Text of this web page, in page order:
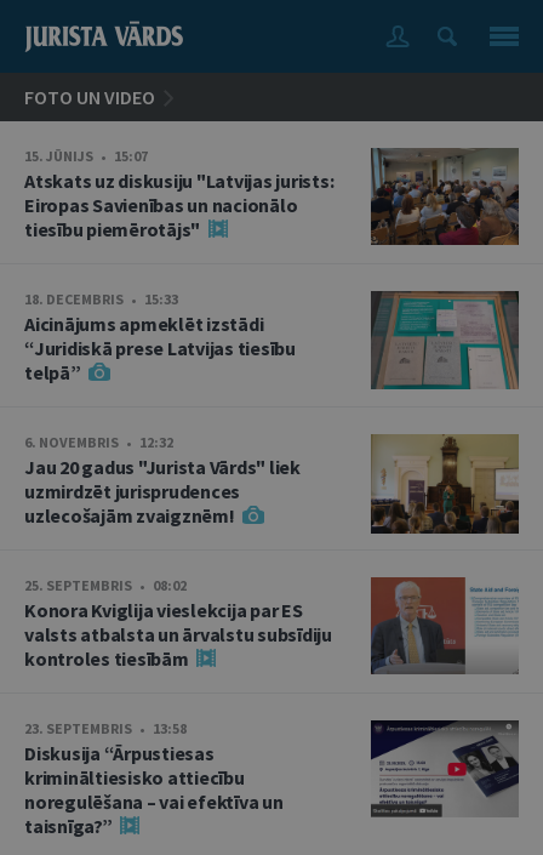
FOTO UN VIDEO
15. JŪNIJS • 15:07
Atskats uz diskusiju "Latvijas jurists:
Eiropas Savienības un nacionālo
tiesību piemērotājs"
18. DECEMBRIS • 15:33
Aicinājums apmeklēt izstādi
“Juridiskā prese Latvijas tiesību
telpā”
6. NOVEMBRIS • 12:32
Jau 20 gadus "Jurista Vārds" liek
uzmirdzēt jurisprudences
uzlecošajām zvaigznēm!
25. SEPTEMBRIS • 08:02
Konora Kviglija vieslekcija par ES
valsts atbalsta un ārvalstu subsīdiju
kontroles tiesībām
23. SEPTEMBRIS • 13:58
Diskusija “Ārpustiesas
krimināltiesisko attiecību
noregulēšana – vai efektīva un
taisnīga?”